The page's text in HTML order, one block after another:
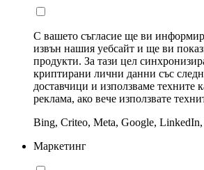
С вашето съгласие ще ви
извън нашия уебсайт и ще ви
продукти. За тази цел
криптирани лични данни със
доставчици и използваме техните
реклама, ако вече използвате
Bing, Criteo, Meta, Google,
Маркетинг